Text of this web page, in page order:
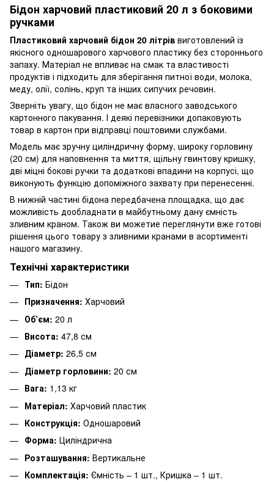
Бідон харчовий пластиковий 20 л з боковими
ручками
Пластиковий харчовий бідон 20 літрів виготовлений із
якісного одношарового харчового пластику без стороннього
запаху. Матеріал не впливає на смак та властивості
продуктів і підходить для зберігання питної води, молока,
меду, олії, солінь, круп та інших сипучих речовин.
Зверніть увагу, що бідон не має власного заводського
картонного пакування. І деякі перевізники допаковують
товар в картон при відправці поштовими службами.
Модель має зручну циліндричну форму, широку горловину
(20 см) для наповнення та миття, щільну гвинтову кришку,
дві міцні бокові ручки та додаткові впадини на корпусі, що
виконують функцію допоміжного захвату при перенесенні.
В нижній частині бідона передбачена площадка, що дає
можливість дообладнати в майбутньому дану ємність
зливним краном. Також ви можетие переглянути вже готові
рішення цього товару з зливними кранами в асортименті
нашого магазину.
Технічні характеристики
Тип: Бідон
Призначення: Харчовий
Об’єм: 20 л
Висота: 47,8 см
Діаметр: 26,5 см
Діаметр горловини: 20 см
Вага: 1,13 кг
Матеріал: Харчовий пластик
Конструкція: Одношаровий
Форма: Циліндрична
Розташування: Вертикальне
Комплектація: Ємність – 1 шт., Кришка – 1 шт.